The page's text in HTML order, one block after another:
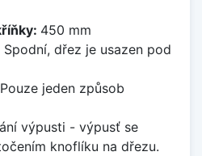
450 mm
Spodní, dřez je usazen pod
Pouze jeden způsob
výpusti - výpusť se
knoflíku na dřezu.